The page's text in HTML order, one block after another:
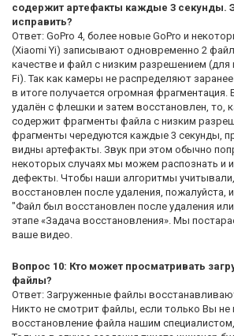
содержит артефакты каждые 3 секунды.
исправить?
Ответ: GoPro 4, более новые GoPro и
(Xiaomi Yi) записывают одновременно 2
качестве и файл с низким разрешением (для
Fi). Так как камеры не распределяют
в итоге получается огромная
удалён с флешки и затем восстановлен, то,
содержит фрагменты файла с низким
фрагменты чередуются каждые 3 секунды,
видны артефакты. Звук при этом обычно
некоторых случаях мы можем распознать и
дефекты. Чтобы наши алгоритмы
восстановлен после удаления, пожалуйста,
"Файл был восстановлен после удаления
этапе «Задача восстановления». Мы
ваше видео.
Вопрос 10: Кто может просматривать
файлы?
Ответ: Загруженные файлы
Никто не смотрит файлы, если только Вы не
восстановление файла нашим